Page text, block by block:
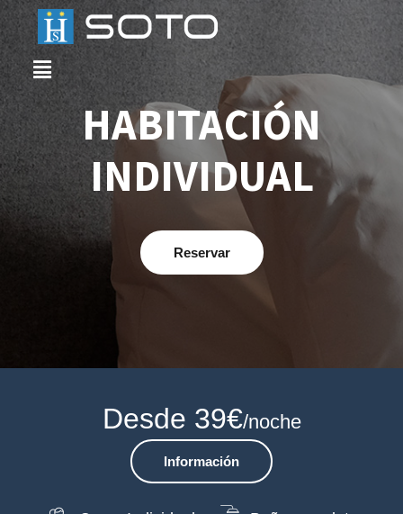
HABITACIÓN
INDIVIDUAL
Reservar
Desde 39€/noche
Información